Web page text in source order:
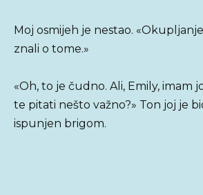
Moj osmijeh je nestao.
znali o tome.»
«Oh, to je čudno. Ali, Emily, imam
te pitati nešto važno?» Ton joj je
ispunjen brigom.